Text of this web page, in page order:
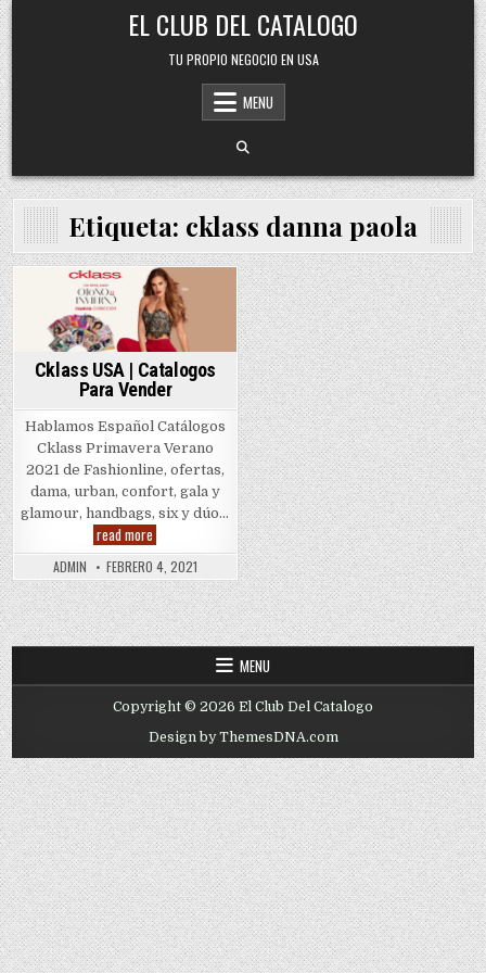
Skip
to
content
EL CLUB DEL CATALOGO
TU PROPIO NEGOCIO EN USA
MENU
Etiqueta: cklass danna paola
Posted
in
Cklass USA | Catalogos
Para Vender
Hablamos Español Catálogos
Cklass Primavera Verano
2021 de Fashionline, ofertas,
dama, urban, confort, gala y
glamour, handbags, six y dúo…
read more
USA
|
Catalogos
Para
Vender
ADMIN FEBRERO 4, 2021
MENU
Copyright © 2026 El Club Del Catalogo
Design by ThemesDNA.com